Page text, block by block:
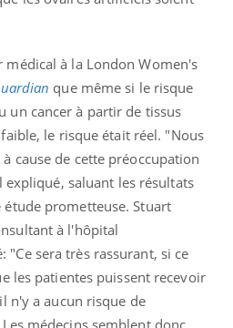
à la London Women's
que même si le risque
un cancer à partir de tissus
le risque était réel. "Nous
cause de cette préoccupation
expliqué, saluant les résultats
prometteuse. Stuart
à l'hôpital
"Ce sera très rassurant, si ce
les patientes puissent recevoir
n'y a aucun risque de